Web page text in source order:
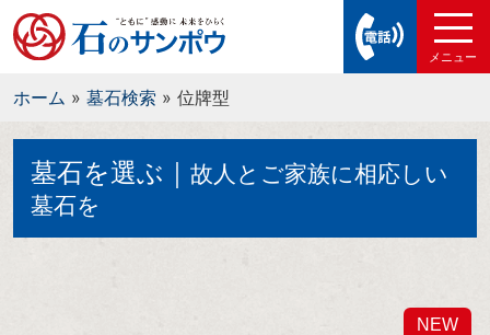
ホーム » 墓石検索 » 位牌型
墓石を選ぶ｜ 故人とご家族に相応しい
墓石を
NEW